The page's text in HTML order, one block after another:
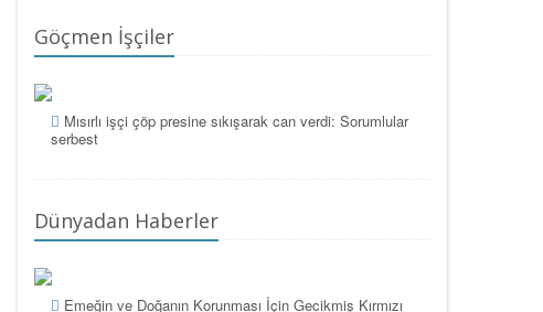
Göçmen İşçiler
Mısırlı işçi çöp presine sıkışarak can verdi: Sorumlular
serbest
Dünyadan Haberler
Emeğin ve Doğanın Korunması İçin Gecikmiş Kırmızı